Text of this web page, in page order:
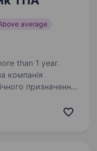
average
than 1 year.
компанія
призначення,
схід та захід